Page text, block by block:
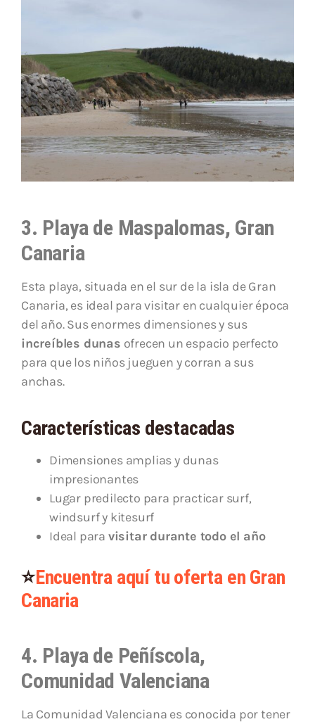
3. Playa de Maspalomas, Gran
Canaria
Esta playa, situada en el sur de la isla de Gran
Canaria, es ideal para visitar en cualquier época
del año. Sus enormes dimensiones y sus
increíbles dunas ofrecen un espacio perfecto
para que los niños jueguen y corran a sus
anchas.
Características destacadas
Dimensiones amplias y dunas
impresionantes
Lugar predilecto para practicar surf,
windsurf y kitesurf
Ideal para visitar durante todo el año
⭐Encuentra aquí tu oferta en Gran
Canaria
4. Playa de Peñíscola,
Comunidad Valenciana
La Comunidad Valenciana es conocida por tener